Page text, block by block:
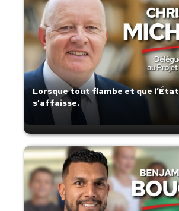
Lorsque tout flambe et que l’État
s’affaisse.